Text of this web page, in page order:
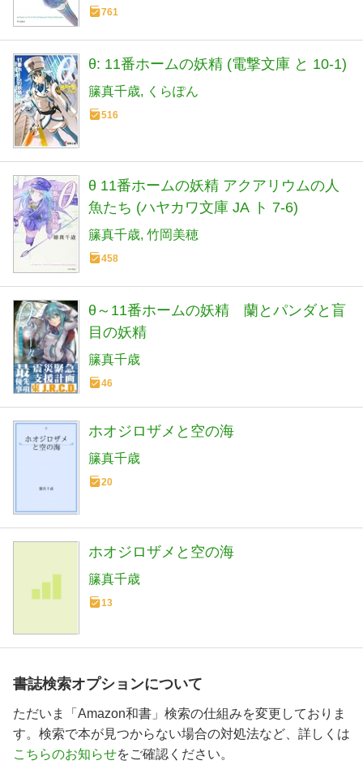
761
θ: 11番ホームの妖精 (電撃文庫 と 10-1)
籘真千歳 くらぽん
516
θ 11番ホームの妖精 アクアリウムの人
魚たち (ハヤカワ文庫 JA ト 7-6)
籘真千歳 竹岡美穂
458
θ～11番ホームの妖精 蘭とパンダと盲
目の妖精
籘真千歳
46
ホオジロザメと空の海
籘真千歳
20
ホオジロザメと空の海
籘真千歳
13
書誌検索オプションについて
ただいま「Amazon和書」検索の仕組みを変更しておりま
す。検索で本が見つからない場合の対処法など、詳しくは
こちらのお知らせをご確認ください。